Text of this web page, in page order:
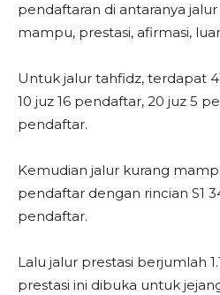
pendaftaran di antaranya
mampu, prestasi, afirmasi,
Untuk jalur tahfidz, terdapat
10 juz 16 pendaftar, 20 juz 5
pendaftar.
Kemudian jalur kurang
pendaftar dengan rincian S1
pendaftar.
Lalu jalur prestasi berjumlah
prestasi ini dibuka untuk